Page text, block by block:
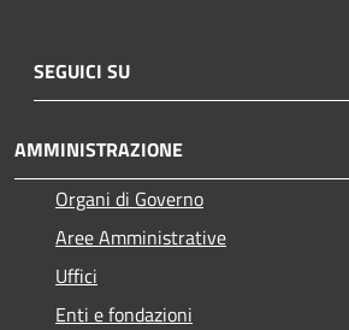
SEGUICI SU
AMMINISTRAZIONE
Organi di Governo
Aree Amministrative
Uffici
Enti e fondazioni